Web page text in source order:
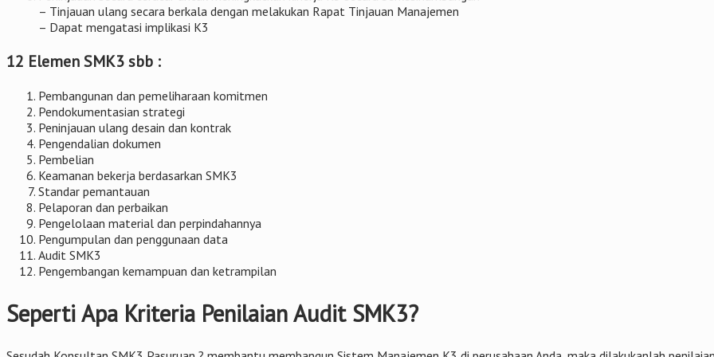
– Tinjauan ulang secara berkala dengan melakukan Rapat Tinjauan Manajemen
– Dapat mengatasi implikasi K3
12 Elemen SMK3 sbb :
Pembangunan dan pemeliharaan komitmen
Pendokumentasian strategi
Peninjauan ulang desain dan kontrak
Pengendalian dokumen
Pembelian
Keamanan bekerja berdasarkan SMK3
Standar pemantauan
Pelaporan dan perbaikan
Pengelolaan material dan perpindahannya
Pengumpulan dan penggunaan data
Audit SMK3
Pengembangan kemampuan dan ketrampilan
Seperti Apa Kriteria Penilaian Audit SMK3?